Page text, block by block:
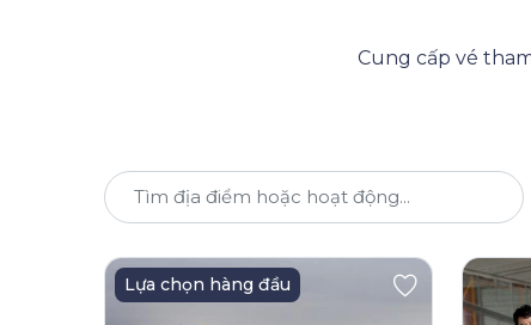
Cung cấp vé
Lựa chọn hàng đầu